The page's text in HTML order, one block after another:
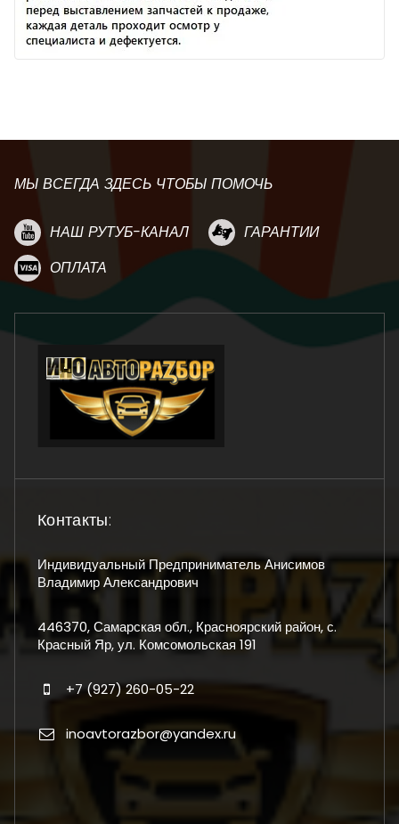
МЫ ВСЕГДА ЗДЕСЬ ЧТОБЫ ПОМОЧЬ
НАШ РУТУБ-КАНАЛ
ГАРАНТИИ
ОПЛАТА
Контакты:
Индивидуальный Предприниматель Анисимов
Владимир Александрович
446370, Самарская обл., Красноярский район, с.
Красный Яр, ул. Комсомольская 191
+7 (927) 260-05-22
inoavtorazbor@yandex.ru